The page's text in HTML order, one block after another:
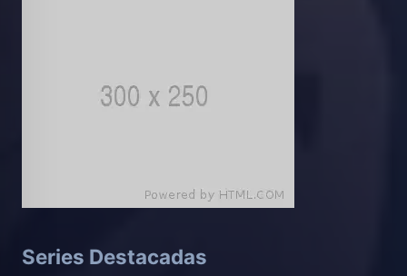
Series Destacadas